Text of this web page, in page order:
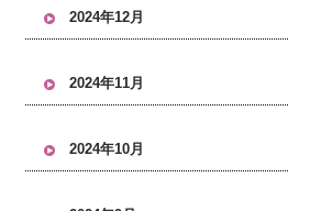
2024年12月
2024年11月
2024年10月